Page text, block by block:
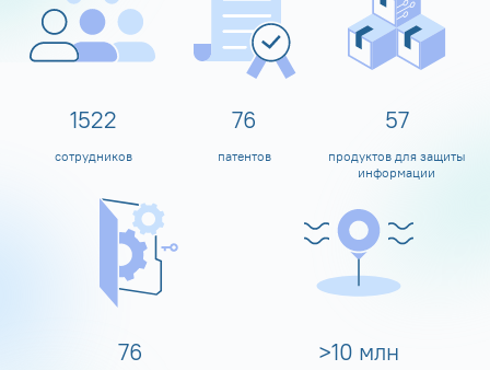
1600
сотрудников
80
патентов
60
продуктов для защиты
информации
80 >10 млн